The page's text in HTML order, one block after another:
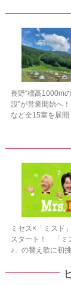
長野“標高1000m
設”が営業開始へ
など全15室を展開
ミセス×「ミスド
スタート！ 「ミ
♪」の替え歌に初